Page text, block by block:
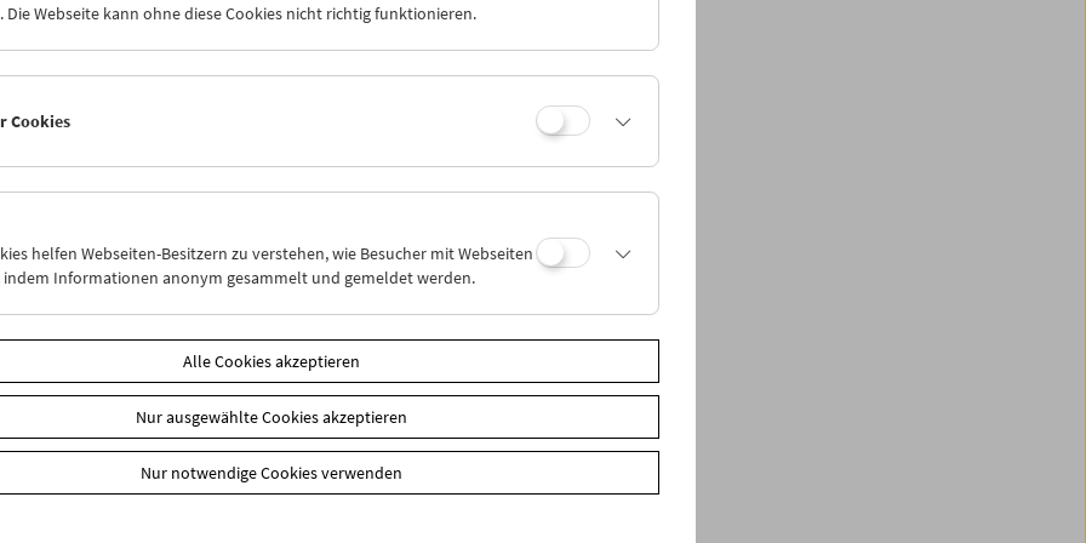
Die Webseite kann ohne diese Cookies nicht richtig funktionieren.
Cookies
helfen Webseiten-Besitzern zu verstehen, wie Besucher mit Webseiten
indem Informationen anonym gesammelt und gemeldet werden.
Alle Cookies akzeptieren
Nur ausgewählte Cookies akzeptieren
Nur notwendige Cookies verwenden